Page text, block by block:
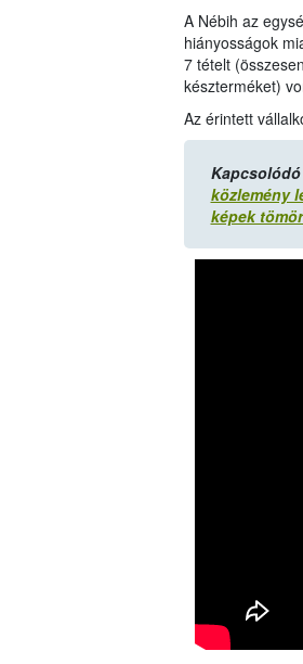
A Nébih az
hiányosságok
7 tételt
készterméket)
Az érintett
közlemény
képek